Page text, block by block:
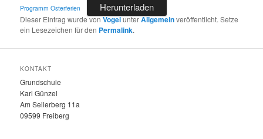
Programm Osterferien Herunterladen
Dieser Eintrag wurde vonVogelunterAllgemeinveröffentlicht. Setze
ein Lesezeichen für den Permalink.
KONTAKT
Grundschule
Karl Günzel
Am Seilerberg 11a
09599 Freiberg